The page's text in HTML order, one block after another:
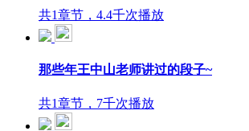
共1章节，4.4千次播放
那些年王中山老师讲过的段子~
共1章节，7千次播放